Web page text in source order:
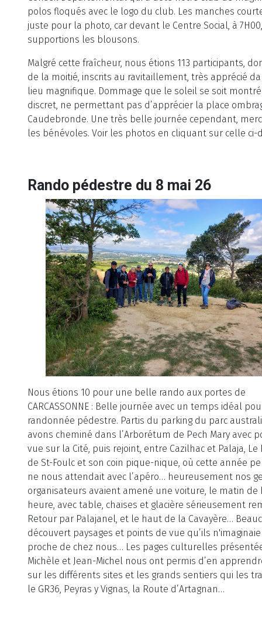
polos floqués avec le logo du club. Les manches
juste pour la photo, car devant le Centre Social, à
supportions les blousons.
Malgré cette fraîcheur, nous étions 113 participants,
de la moitié, inscrits au ravitaillement, très apprécié
lieu magnifique. Dommage que le soleil se soit
discret, ne permettant pas d’apprécier la place
Caudebronde. Une très belle journée cependant,
les bénévoles. Voir les photos en cliquant sur celle ci-
Rando pédestre du 8 mai 26
Nous étions 10 pour une belle rando aux portes de
CARCASSONNE : Belle journée avec un temps idéal
randonnée pédestre. Partis du parking du parc
avons cheminé dans l’Arborétum de Pech Mary avec
vue sur la Cité, puis rejoint, entre Cazilhac et Palaja, Le
de St-Foulc et son coin pique-nique, où cette année
ne nous attendait avec l’apéro… heureusement nos
organisateurs avaient amené une voiture, le matin de
heure, avec table, chaises et glacière sérieusement
Retour par Palajanel, et le haut de la Cavayère…
découvert paysages et points de vue qu’ils
proche de chez nous… Les pages culturelles
Michèle et Jean-Michel nous ont permis d’en
sur les différents sites et les grands sentiers qui les
le GR36, Peyras y Vignas, la Route d’Artagnan…